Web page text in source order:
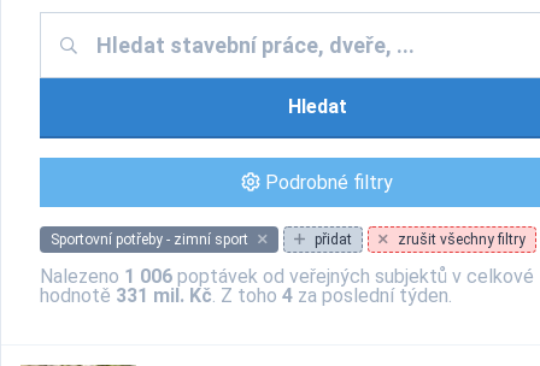
Hledat
Podrobné filtry
Sportovní potřeby - zimní sport přidat zrušit všechny filtry
Nalezeno 1 006 poptávek od veřejných subjektů v celkové
hodnotě 331 mil. Kč. Z toho 4 za poslední týden.